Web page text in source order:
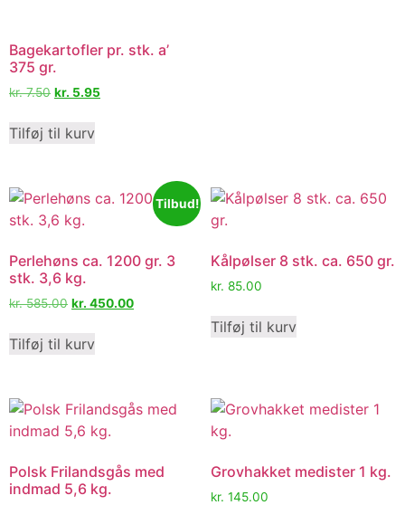
Bagekartofler pr. stk. a’
375 gr.
kr.7.50 kr. 5.95
Tilføj til kurv
Tilbud!
Perlehøns ca. 1200 gr. 3
stk. 3,6 kg.
kr.585.00 kr. 450.00
Tilføj til kurv
Kålpølser 8 stk. ca. 650 gr.
kr. 85.00
Tilføj til kurv
Polsk Frilandsgås med
indmad 5,6 kg.
Grovhakket medister 1 kg.
kr. 145.00